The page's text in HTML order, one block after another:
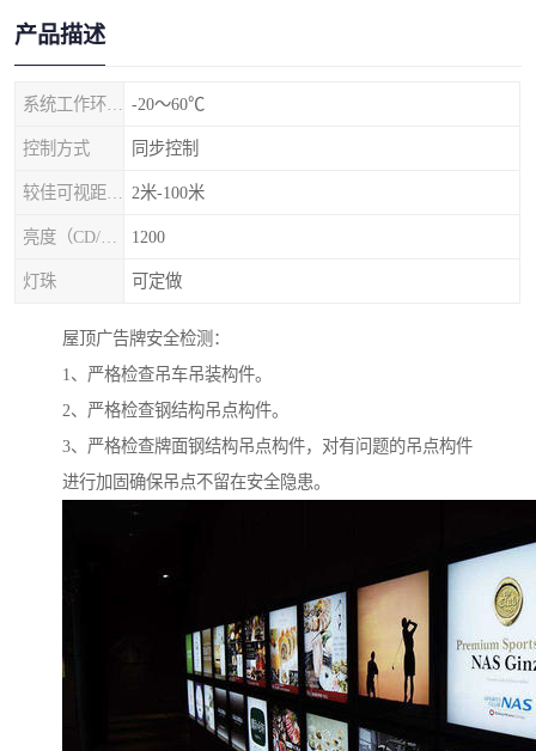
产品描述
-20～60℃
控制方式 同步控制
2米-100米
1200
灯珠 可定做
屋顶广告牌安全检测：
1、严格检查吊车吊装构件。
2、严格检查钢结构吊点构件。
3、严格检查牌面钢结构吊点构件，对有问题的吊点构件
进行加固确保吊点不留在安全隐患。